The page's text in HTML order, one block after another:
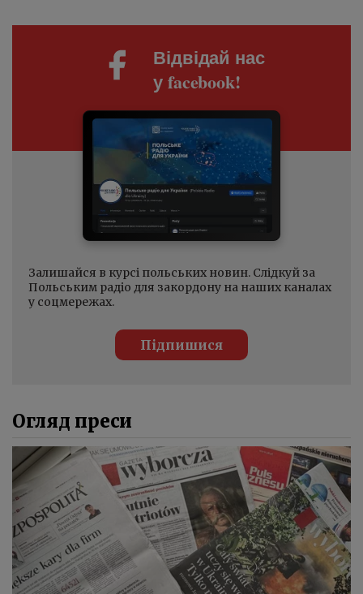
Відвідай нас
у facebook!
Залишайся в курсі польських новин. Слідкуй за
Польським радіо для закордону на наших каналах
у соцмережах.
Підпишися
Огляд преси